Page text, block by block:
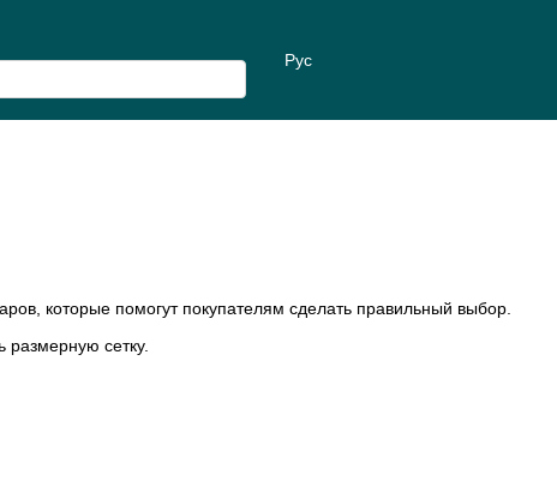
Рус
которые помогут покупателям сделать правильный выбор.
размерную сетку.